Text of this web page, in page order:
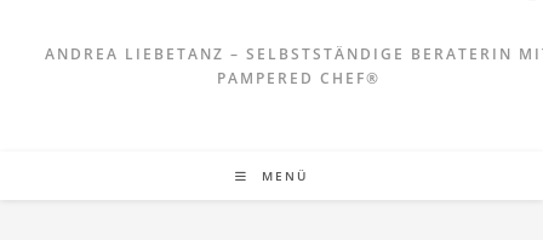
ANDREA LIEBETANZ – SELBSTSTÄNDIGE BERATERIN
PAMPERED CHEF®
MENÜ